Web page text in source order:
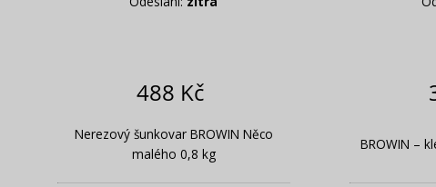
488 Kč
Nerezový šunkovar BROWIN Něco
malého 0,8 kg
BROWIN –